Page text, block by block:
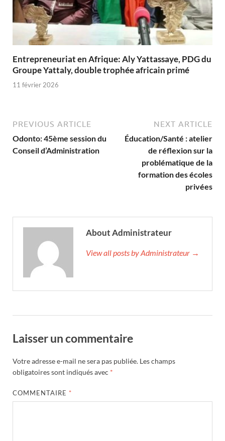
Entrepreneuriat en Afrique: Aly Yattassaye, PDG du
Groupe Yattaly, double trophée africain primé
11 février 2026
PREVIOUS ARTICLE
Odonto: 45ème session du
Conseil d’Administration
NEXT ARTICLE
Éducation/Santé : atelier
de réflexion sur la
problématique de la
formation des écoles
privées
About Administrateur
View all posts by Administrateur →
Laisser un commentaire
Votre adresse e-mail ne sera pas publiée. Les champs
obligatoires sont indiqués avec *
COMMENTAIRE *